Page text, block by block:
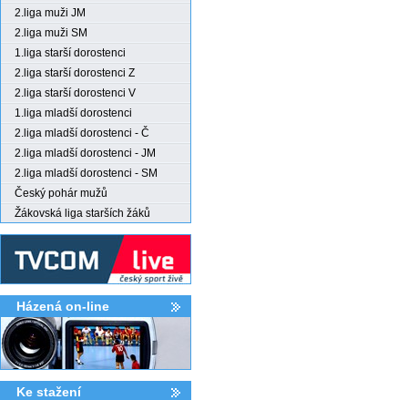
2.liga muži JM
2.liga muži SM
1.liga starší dorostenci
2.liga starší dorostenci Z
2.liga starší dorostenci V
1.liga mladší dorostenci
2.liga mladší dorostenci - Č
2.liga mladší dorostenci - JM
2.liga mladší dorostenci - SM
Český pohár mužů
Žákovská liga starších žáků
Házená on-line
Ke stažení­